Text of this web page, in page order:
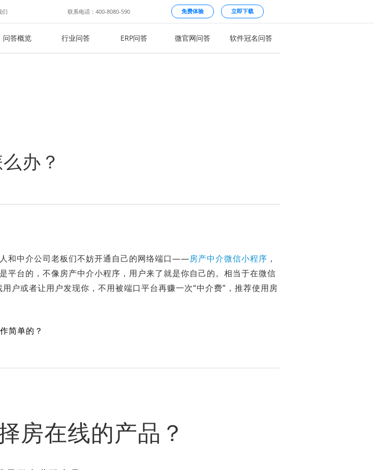
们 联系电话：400-8080-590 免费体验 立即下载
问答概览 行业问答 ERP问答 微官网问答 软件冠名问答
办？
和中介公司老板们不妨开通自己的网络端口——房产中介微信小程序 ，
平台的，不像房产中介小程序，用户来了就是你自己的。相当于在微信
户或者让用户发现你，不用被端口平台再赚一次“中介费”，推荐使用房
简单的？
房在线的产品？